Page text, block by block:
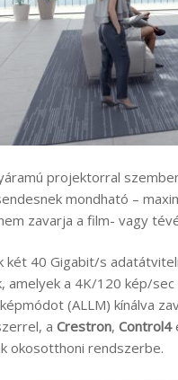
projektorral
mondható –
zavarja a film- vagy
két 40 Gigabit/s
amelyek a 4K/120 kép/
(ALLM) kínálva
a Crestron, Control4
okosotthoni rendszerbe.